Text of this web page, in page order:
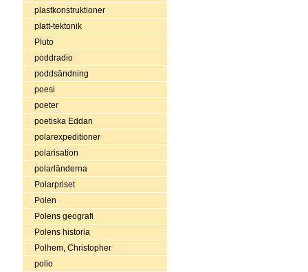
plastkonstruktioner
platt-tektonik
Pluto
poddradio
poddsändning
poesi
poeter
poetiska Eddan
polarexpeditioner
polarisation
polarländerna
Polarpriset
Polen
Polens geografi
Polens historia
Polhem, Christopher
polio